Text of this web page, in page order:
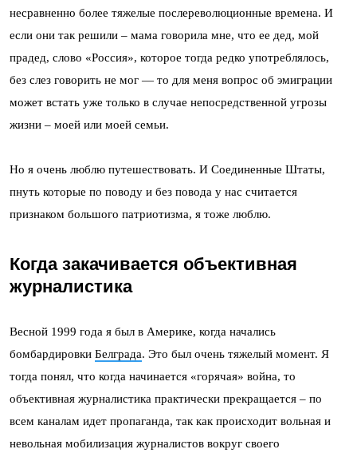
несравненно более тяжелые послереволюционные времена. И
если они так решили – мама говорила мне, что ее дед, мой
прадед, слово «Россия», которое тогда редко употреблялось,
без слез говорить не мог — то для меня вопрос об эмиграции
может встать уже только в случае непосредственной угрозы
жизни – моей или моей семьи.
Но я очень люблю путешествовать. И Соединенные Штаты,
пнуть которые по поводу и без повода у нас считается
признаком большого патриотизма, я тоже люблю.
Когда закачивается объективная
журналистика
Весной 1999 года я был в Америке, когда начались
бомбардировки Белграда. Это был очень тяжелый момент. Я
тогда понял, что когда начинается «горячая» война, то
объективная журналистика практически прекращается – по
всем каналам идет пропаганда, так как происходит вольная и
невольная мобилизация журналистов вокруг своего